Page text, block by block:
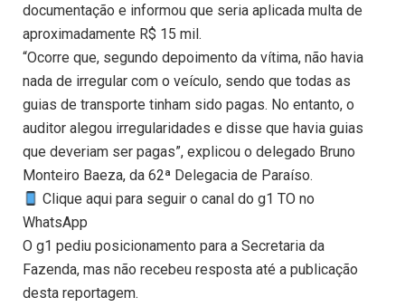
documentação e informou que seria aplicada multa de
aproximadamente R$ 15 mil.
“Ocorre que, segundo depoimento da vítima, não havia
nada de irregular com o veículo, sendo que todas as
guias de transporte tinham sido pagas. No entanto, o
auditor alegou irregularidades e disse que havia guias
que deveriam ser pagas”, explicou o delegado Bruno
Monteiro Baeza, da 62ª Delegacia de Paraíso.
Clique aqui para seguir o canal do g1 TO no
WhatsApp
O g1 pediu posicionamento para a Secretaria da
Fazenda, mas não recebeu resposta até a publicação
desta reportagem.